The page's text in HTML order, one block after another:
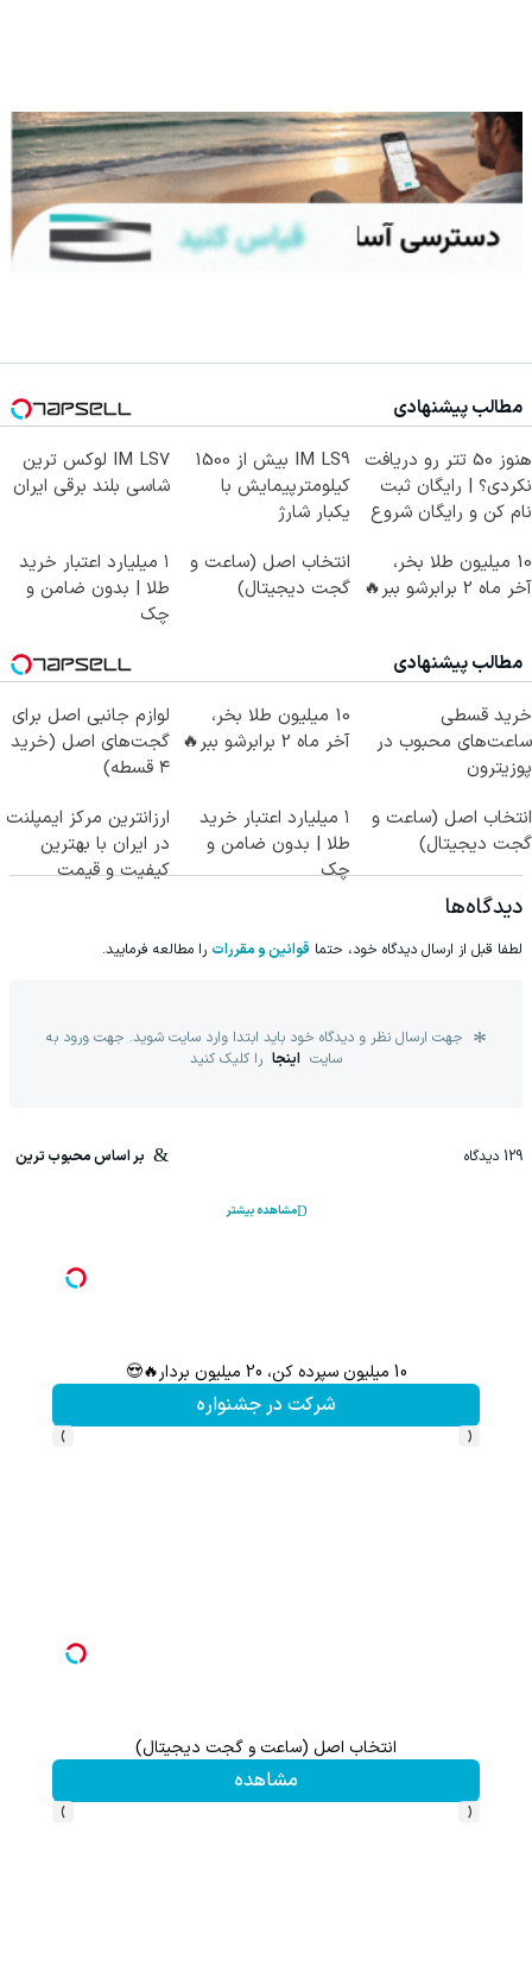
مطالب پیشنهادی
هنوز 50 تتر رو دریافت
نکردی؟ | رایگان ثبت
نام کن و رایگان شروع
IM LS9 بیش از 1500
کیلومترپیمایش با
یکبار شارژ
IM LS7 لوکس ترین
شاسی بلند برقی ایران
10 میلیون طلا بخر،
آخر ماه 2 برابرشو ببر🔥
انتخاب اصل (ساعت و
گجت دیجیتال)
۱ میلیارد اعتبار خرید
طلا | بدون ضامن و
چک
مطالب پیشنهادی
خرید قسطی
ساعت‌های محبوب در
پوزیترون
10 میلیون طلا بخر،
آخر ماه 2 برابرشو ببر🔥
لوازم جانبی اصل برای
گجت‌های اصل (خرید
۴ قسطه)
انتخاب اصل (ساعت و
گجت دیجیتال)
۱ میلیارد اعتبار خرید
طلا | بدون ضامن و
چک
ارزانترین مرکز ایمپلنت
در ایران با بهترین
کیفیت و قیمت
دیدگاه‌ها
لطفا قبل از ارسال دیدگاه خود، حتما قوانین و مقررات را مطالعه فرمایید.
جهت ارسال نظر و دیدگاه خود باید ابتدا وارد سایت شوید. جهت ورود به
سایت اینجا را کلیک کنید
129 دیدگاه بر اساس محبوب ترین
مشاهده بیشتر
10 میلیون سپرده کن، 20 میلیون بردار🔥😍
شرکت در جشنواره
‹
›
انتخاب اصل (ساعت و گجت دیجیتال)
مشاهده
‹
›